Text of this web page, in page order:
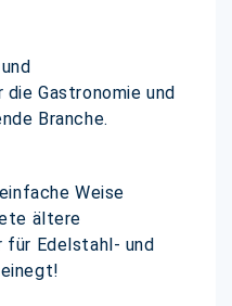
Gastronomie und
Branche.
Weise
ältere
für Edelstahl- und